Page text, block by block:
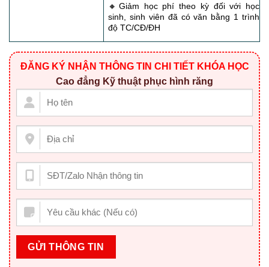
🔸Giảm học phí theo kỳ đối với học
sinh, sinh viên đã có văn bằng 1 trình
độ TC/CĐ/ĐH
ĐĂNG KÝ NHẬN THÔNG TIN CHI TIẾT KHÓA HỌC
Cao đẳng Kỹ thuật phục hình răng